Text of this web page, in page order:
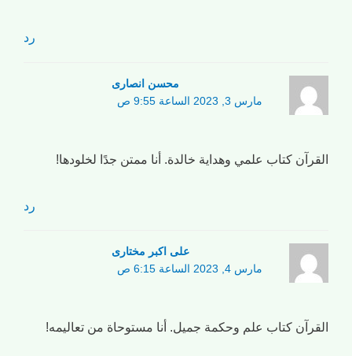
رد
محسن انصاری
مارس 3, 2023 الساعة 9:55 ص
القرآن كتاب علمي وهداية خالدة. أنا ممتن جدًا لخلودها!
رد
علی اکبر مختاری
مارس 4, 2023 الساعة 6:15 ص
القرآن كتاب علم وحكمة جميل. أنا مستوحاة من تعاليمه!